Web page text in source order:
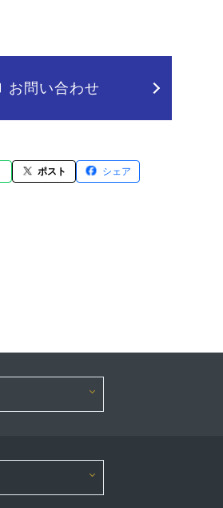
お問い合わせ
ポスト シェア